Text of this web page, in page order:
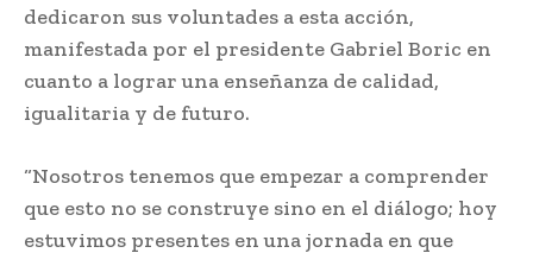
dedicaron sus voluntades a esta acción,
manifestada por el presidente Gabriel Boric en
cuanto a lograr una enseñanza de calidad,
igualitaria y de futuro.
“Nosotros tenemos que empezar a comprender
que esto no se construye sino en el diálogo; hoy
estuvimos presentes en una jornada en que